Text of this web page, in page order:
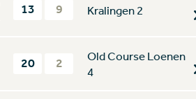
13 Kralingen 2
9
20
Old Course Loenen
4
2